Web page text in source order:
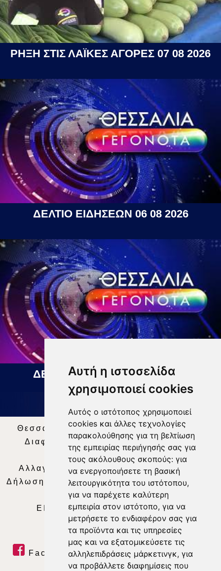
Αυτή η ιστοσελίδα
χρησιμοποιεί cookies
Αυτός ο ιστότοπος χρησιμοποιεί
cookies και άλλες τεχνολογίες
παρακολούθησης για τη βελτίωση
της εμπειρίας περιήγησής σας για
τους ακόλουθους σκοπούς: για
να ενεργοποιήσετε τη βασική
λειτουργικότητα του ιστότοπου,
για να παρέχετε καλύτερη
εμπειρία στον ιστότοπο, για να
μετρήσετε το ενδιαφέρον σας για
τα προϊόντα και τις υπηρεσίες
μας και να εξατομικεύσετε τις
αλληλεπιδράσεις μάρκετινγκ, για
να προβάλλετε διαφημίσεις που
ΡΗΞΗ ΣΤΙΣ ΛΑΪΚΕΣ ΑΓΟΡΕΣ 07 08 2026
ΔΕΛΤΙΟ ΕΙΔΗΣΕΩΝ 06 08 2026
ΔΕΛΤΙΟ ΕΙΔΗΣΕΩΝ 07 08 2026
Θεσσαλία Τηλεόραση|SNG Services
Διαφήμιση | Όροι Χρήσης |Δήλωση
Απορρήτου |
Περιεχόμενο
Αλλαγή Προτιμήσεων για τα Cookies
Δήλωση συμμόρφωσης με τη σύσταση (ΕΕ)
2018/334|Ταυτότητα
ΕΝΗΜΕΡΩΣΗ |WEB TV| LIVE
Facebook| Twitter | Youtube
RSS Feed